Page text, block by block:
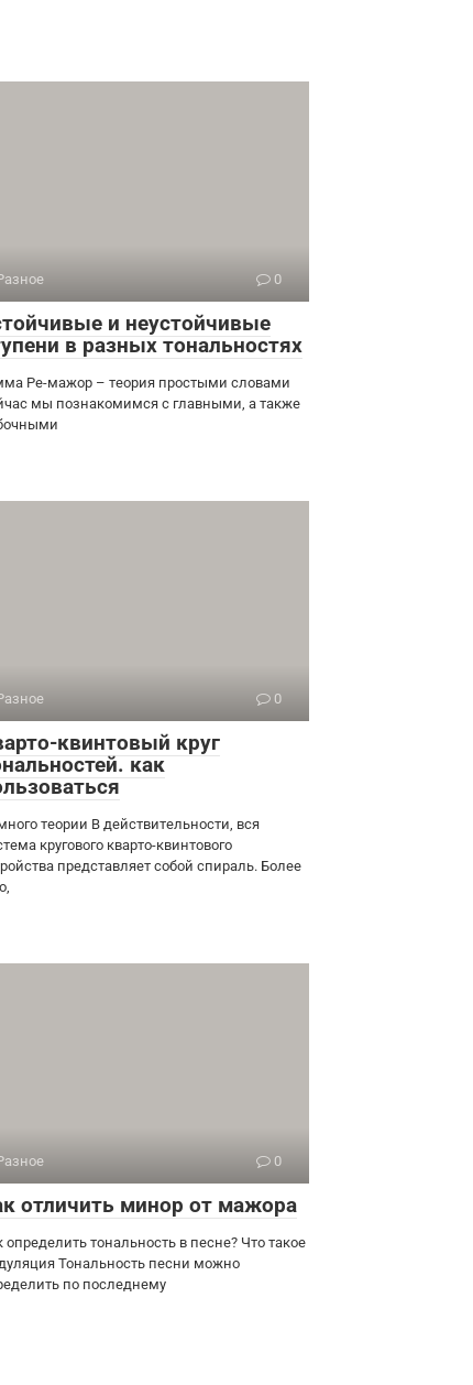
0
и неустойчивые
в разных тональностях
Ре-мажор – теория простыми словами
мы познакомимся с главными, а также
0
квинтовый круг
как
теории В действительности, вся
кругового кварто-квинтового
представляет собой спираль. Более
0
отличить минор от мажора
определить тональность в песне? Что такое
Тональность песни можно
по последнему